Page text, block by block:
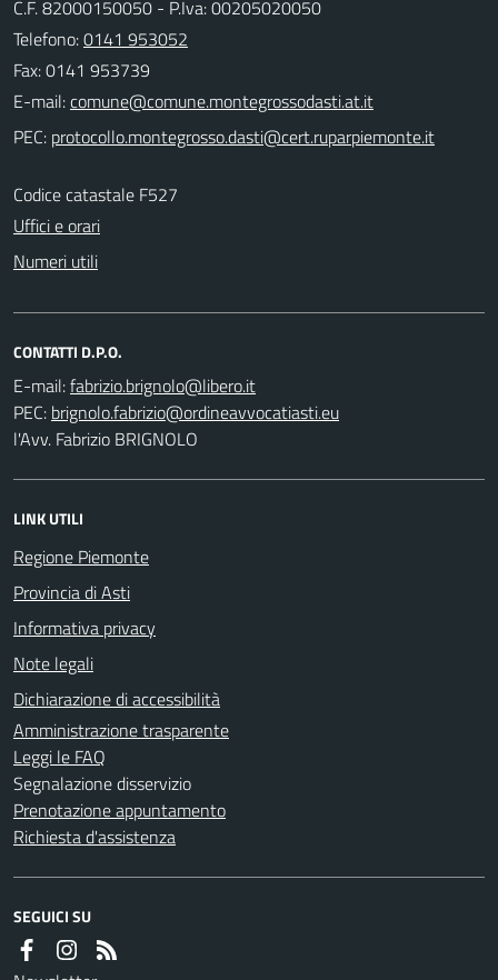
C.F. 82000150050 - P.Iva: 00205020050
Telefono:0141 953052
Fax: 0141 953739
E-mail:
PEC:
Codice catastale F527
Uffici e orari
Numeri utili
CONTATTI D.P.O.
E-mail:
PEC:
l'Avv. Fabrizio BRIGNOLO
LINK UTILI
Regione Piemonte
Provincia di Asti
Informativa privacy
Note legali
Dichiarazione di accessibilità
Amministrazione trasparente
Leggi le FAQ
Segnalazione disservizio
Prenotazione appuntamento
Richiesta d'assistenza
SEGUICI SU